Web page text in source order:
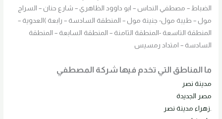
الضباط – مصطفي النحاس – ابو داوود الظاهري – شارع حنان – السراج
مول – طيبة مول- جنينة مول – المنطقة السادسة – رابعة )العدوية –
المنطقة التاسعة -المنطقة الثامنة – المنطقة السابعة – المنطقة
السادسة – امتداد رمسيس
ما المناطق التي تخدم فيها شركة المصطفي
مدينة نصر
مصر الجديدة
.زهراء مدينة نصر